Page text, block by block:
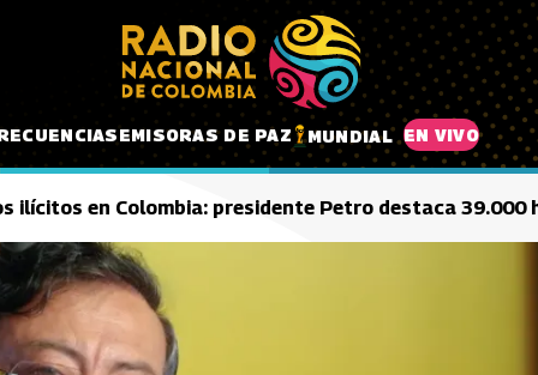
EMISORAS DE PAZ MUNDIAL EN VIVO
ilícitos en Colombia: presidente Petro destaca 39.000